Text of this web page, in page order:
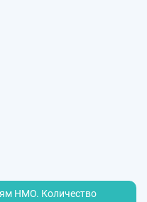
НМО. Количество